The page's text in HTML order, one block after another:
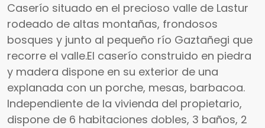
Caserío situado en el precioso valle de Lastur
rodeado de altas montañas, frondosos
bosques y junto al pequeño río Gaztañegi que
recorre el valle.El caserío construido en piedra
y madera dispone en su exterior de una
explanada con un porche, mesas, barbacoa.
Independiente de la vivienda del propietario,
dispone de 6 habitaciones dobles, 3 baños, 2